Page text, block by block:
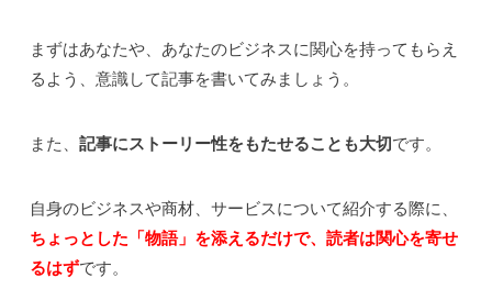
まずはあなたや、あなたのビジネスに関心を持ってもらえ
るよう、意識して記事を書いてみましょう。
また、 記事にストーリー性をもたせることも大切です。
自身のビジネスや商材、サービスについて紹介する際に、
ちょっとした「物語」を添えるだけで、読者は関心を寄せ
るはずです。